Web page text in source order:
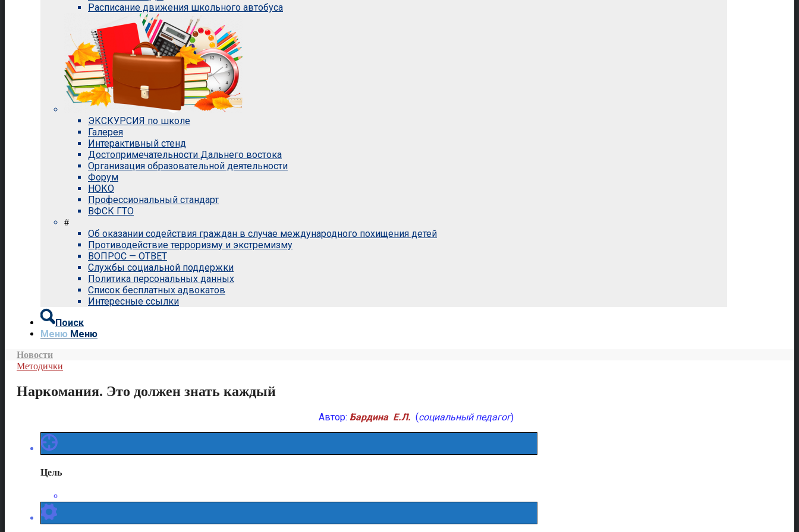
Расписание движения школьного автобуса
ЭКСКУРСИЯ по школе
Галерея
Интерактивный стенд
Достопримечательности Дальнего востока
Организация образовательной деятельности
Форум
НОКО
Профессиональный стандарт
ВФСК ГТО
#
Об оказании содействия граждан в случае международного похищения детей
Противодействие терроризму и экстремизму
ВОПРОС — ОТВЕТ
Службы социальной поддержки
Политика персональных данных
Список бесплатных адвокатов
Интересные ссылки
Поиск
Меню Меню
Новости
Методички
Наркомания. Это должен знать каждый
Автор: Бардина Е.Л. (социальный педагог)
Цель